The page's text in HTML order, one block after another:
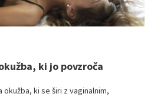
ki jo povzroča
ki se širi z vaginalnim,